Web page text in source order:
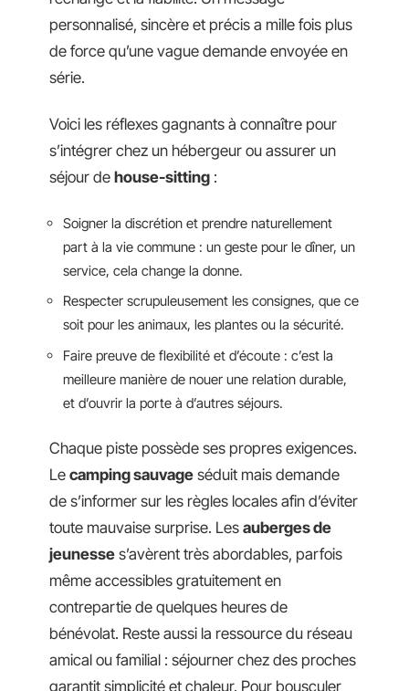
personnalisé, sincère et précis a mille fois plus
de force qu’une vague demande envoyée en
série.
Voici les réflexes gagnants à connaître pour
s’intégrer chez un hébergeur ou assurer un
séjour de house-sitting :
Soigner la discrétion et prendre naturellement
part à la vie commune : un geste pour le dîner, un
service, cela change la donne.
Respecter scrupuleusement les consignes, que ce
soit pour les animaux, les plantes ou la sécurité.
Faire preuve de flexibilité et d’écoute : c’est la
meilleure manière de nouer une relation durable,
et d’ouvrir la porte à d’autres séjours.
Chaque piste possède ses propres exigences.
Le camping sauvage séduit mais demande
de s’informer sur les règles locales afin d’éviter
toute mauvaise surprise. Les auberges de
jeunesse s’avèrent très abordables, parfois
même accessibles gratuitement en
contrepartie de quelques heures de
bénévolat. Reste aussi la ressource du réseau
amical ou familial : séjourner chez des proches
garantit simplicité et chaleur. Pour bousculer